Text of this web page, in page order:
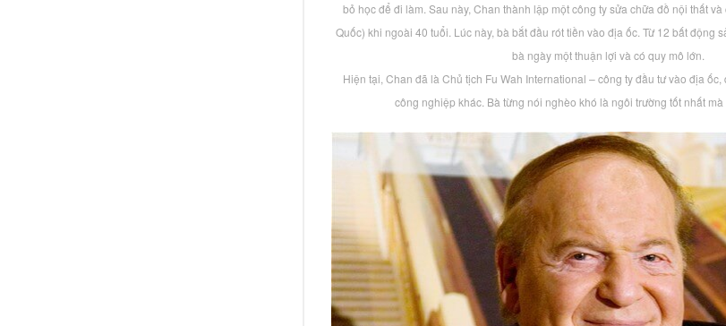
bỏ học để đi làm. Sau này, Chan thành lập một công ty sửa chữa đồ nội thất
Quốc) khi ngoài 40 tuổi. Lúc này, bà bắt đầu rót tiền vào địa ốc. Từ 12 bất động
bà ngày một thuận lợi và có quy mô lớn.
Hiện tại, Chan đã là Chủ tịch Fu Wah International – công ty đầu tư vào địa
công nghiệp khác. Bà từng nói nghèo khó là ngôi trường tốt nhất mà